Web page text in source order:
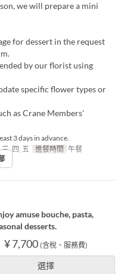
we will prepare a mini
for dessert in the request
by our florist using
specific flower types or
as Crane Members'
3 days in advance.
, 四, 五 進餐時間 午餐
amuse bouche, pasta,
desserts.
¥ 7,700 (含稅、服務費)
選擇